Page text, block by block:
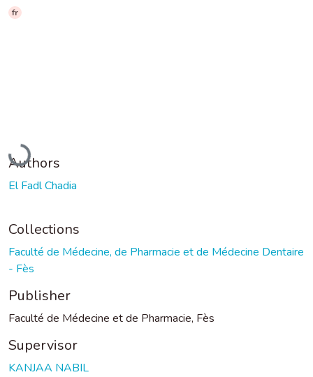
fr
Loading...
Authors
El Fadl Chadia
Collections
Faculté de Médecine, de Pharmacie et de Médecine Dentaire
- Fès
Publisher
Faculté de Médecine et de Pharmacie, Fès
Supervisor
KANJAA NABIL